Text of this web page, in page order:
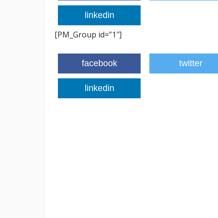
linkedin
[PM_Group id=”1″]
facebook twitter
linkedin